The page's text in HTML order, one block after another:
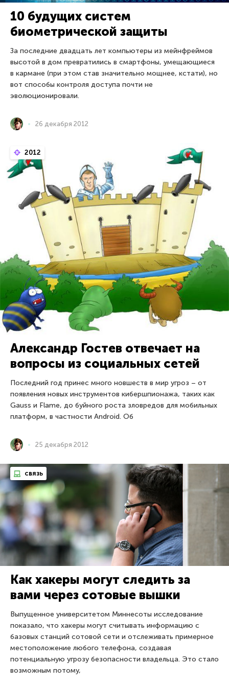
10 будущих систем
биометрической защиты
За последние двадцать лет компьютеры из мейнфреймов
высотой в дом превратились в смартфоны, умещающиеся
в кармане (при этом став значительно мощнее, кстати), но
вот способы контроля доступа почти не
эволюционировали.
26 декабря 2012
2012
Александр Гостев отвечает на
вопросы из социальных сетей
Последний год принес много новшеств в мир угроз – от
появления новых инструментов кибершпионажа, таких как
Gauss и Flame, до буйного роста зловредов для мобильных
платформ, в частности Android. Об
25 декабря 2012
связь
Как хакеры могут следить за
вами через сотовые вышки
Выпущенное университетом Миннесоты исследование
показало, что хакеры могут считывать информацию с
базовых станций сотовой сети и отслеживать примерное
местоположение любого телефона, создавая
потенциальную угрозу безопасности владельца. Это стало
возможным потому,